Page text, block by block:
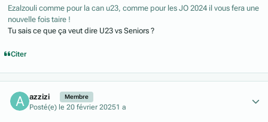
Ezalzouli comme pour la can u23, comme pour les JO 2024 il vous fera une
nouvelle fois taire !
Tu sais ce que ça veut dire U23 vs Seniors ?
Citer
azzizi Membre
Posté(e) le 20 février 20251 a